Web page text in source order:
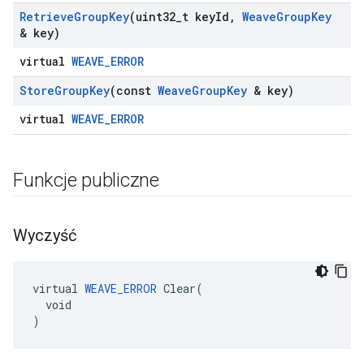
RetrieveGroupKey(uint32 t keyId , WeaveGroupKey
& key)
virtual WEAVE_ERROR
StoreGroupKey(const WeaveGroupKey & key)
virtual WEAVE_ERROR
Funkcje publiczne
Wyczyść
virtual WEAVE_ERROR Clear(
  void
)